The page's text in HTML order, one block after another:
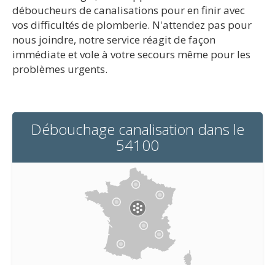
déboucheurs de canalisations pour en finir avec
vos difficultés de plomberie. N'attendez pas pour
nous joindre, notre service réagit de façon
immédiate et vole à votre secours même pour les
problèmes urgents.
Débouchage canalisation dans le
54100